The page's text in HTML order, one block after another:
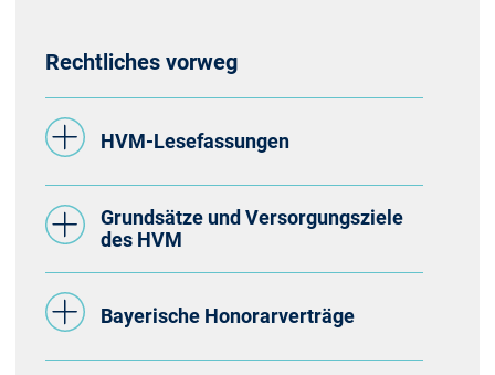
Rechtliches vorweg
HVM-Lesefassungen
Grundsätze und Versorgungsziele
des HVM
Bayerische Honorarverträge